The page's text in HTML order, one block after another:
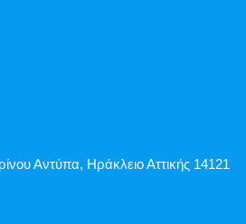
Αντύπα, Ηράκλειο Αττικής 14121